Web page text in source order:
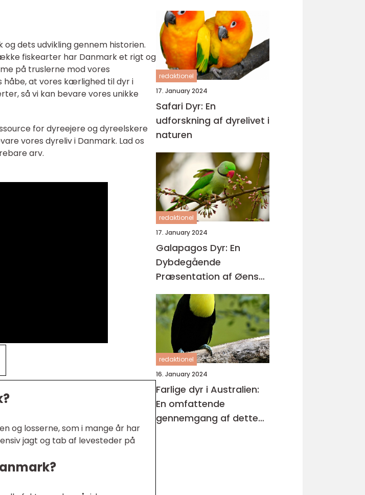
dets udvikling gennem historien.
fiskearter har Danmark et rigt og
på truslerne mod vores
håbe, at vores kærlighed til dyr i
så vi kan bevare vores unikke
for dyreejere og dyreelskere
vores dyreliv i Danmark. Lad os
arv.
og losserne, som i mange år har
jagt og tab af levesteder på
Fascinerende
Skabninger
redaktionel
17. January 2024
Safari Dyr: En
udforskning af dyrelivet i
naturen
redaktionel
17. January 2024
Galapagos Dyr: En
Dybdegående
Præsentation af Øens
Enestående Skabninger
redaktionel
16. January 2024
Farlige dyr i Australien:
En omfattende
gennemgang af dette